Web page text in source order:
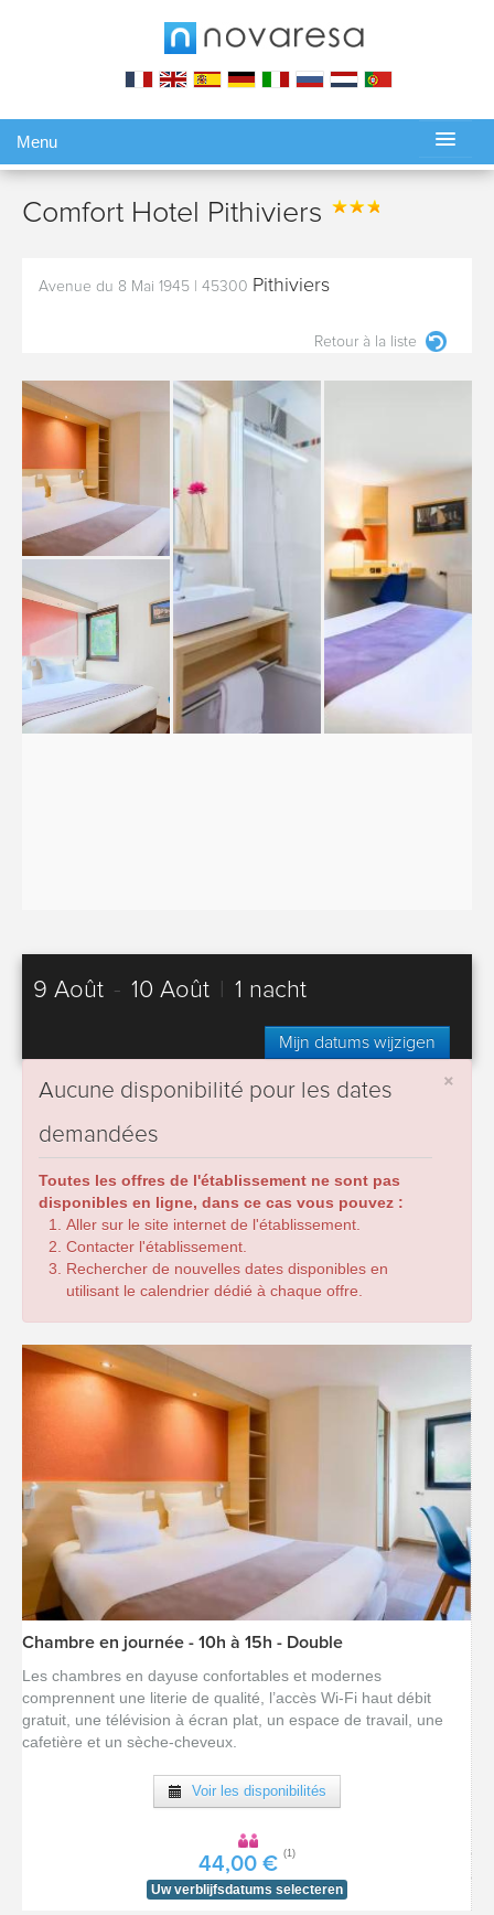
Menu
Comfort Hotel Pithiviers
Avenue du 8 Mai 1945 45300 Pithiviers
Retour à la liste
9 Août - 10 Août 1 nacht
Mijn datums wijzigen
×
Aucune disponibilité pour les dates
demandées
Toutes les offres de l'établissement ne sont pas
disponibles en ligne, dans ce cas vous pouvez :
Aller sur le site internet de l'établissement.
Contacter l'établissement.
Rechercher de nouvelles dates disponibles en
utilisant le calendrier dédié à chaque offre.
[voir la fiche détail]
Chambre en journée - 10h à 15h - Double
Les chambres en dayuse confortables et modernes
comprennent une literie de qualité, l’accès Wi-Fi haut débit
gratuit, une télévision à écran plat, un espace de travail, une
cafetière et un sèche-cheveux.
Voir les disponibilités
44,00 €
(1)
Uw verblijfsdatums selecteren